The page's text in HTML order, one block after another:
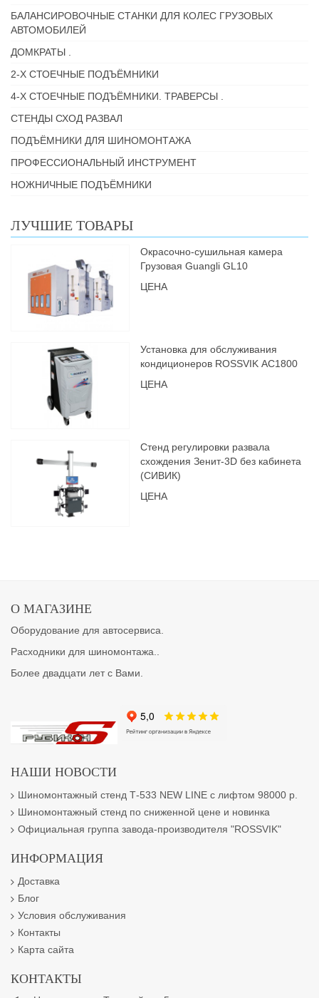
БАЛАНСИРОВОЧНЫЕ СТАНКИ ДЛЯ КОЛЕС ГРУЗОВЫХ
АВТОМОБИЛЕЙ
ДОМКРАТЫ .
2-Х СТОЕЧНЫЕ ПОДЪЁМНИКИ
4-Х СТОЕЧНЫЕ ПОДЪЁМНИКИ. ТРАВЕРСЫ .
СТЕНДЫ СХОД РАЗВАЛ
ПОДЪЁМНИКИ ДЛЯ ШИНОМОНТАЖА
ПРОФЕССИОНАЛЬНЫЙ ИНСТРУМЕНТ
НОЖНИЧНЫЕ ПОДЪЁМНИКИ
ЛУЧШИЕ ТОВАРЫ
Окрасочно-сушильная камера
Грузовая Guangli GL10
ЦЕНА
Установка для обслуживания
кондиционеров ROSSVIK АС1800
ЦЕНА
Стенд регулировки развала
схождения Зенит-3D без кабинета
(СИВИК)
ЦЕНА
О МАГАЗИНЕ
Оборудование для автосервиса.
Расходники для шиномонтажа..
Более двадцати лет с Вами.
НАШИ НОВОСТИ
Шиномонтажный стенд Т-533 NEW LINE с лифтом 98000 р.
Шиномонтажный стенд по сниженной цене и новинка
Официальная группа завода-производителя "ROSSVIK"
ИНФОРМАЦИЯ
Доставка
Блог
Условия обслуживания
Контакты
Карта сайта
КОНТАКТЫ